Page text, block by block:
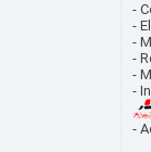
-
-
-
-
-
-
-